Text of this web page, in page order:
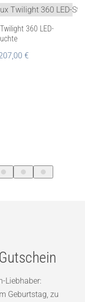
360 LED-
€
Liebhaber:
Geburtstag, zu